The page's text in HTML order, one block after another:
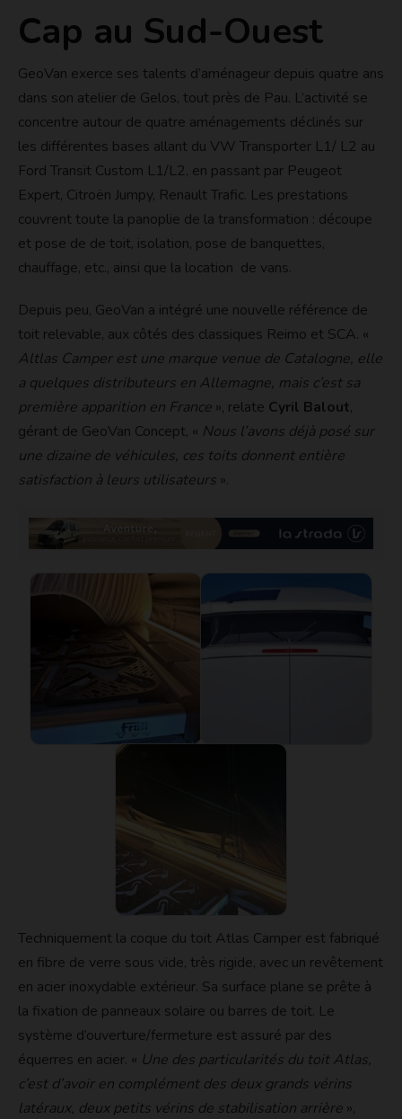
Cap au Sud-Ouest
GeoVan exerce ses talents d’aménageur depuis quatre ans
dans son atelier de Gelos, tout près de Pau. L’activité se
concentre autour de quatre aménagements déclinés sur
les différentes bases allant du VW Transporter L1/ L2 au
Ford Transit Custom L1/L2, en passant par Peugeot
Expert, Citroën Jumpy, Renault Trafic. Les prestations
couvrent toute la panoplie de la transformation : découpe
et pose de de toit, isolation, pose de banquettes,
chauffage, etc., ainsi que la location de vans.
Depuis peu, GeoVan a intégré une nouvelle référence de
toit relevable, aux côtés des classiques Reimo et SCA. «
Altlas Camper est une marque venue de Catalogne, elle
a quelques distributeurs en Allemagne, mais c’est sa
première apparition en France », relate Cyril Balout,
gérant de GeoVan Concept, « Nous l’avons déjà posé sur
une dizaine de véhicules, ces toits donnent entière
satisfaction à leurs utilisateurs ».
Techniquement la coque du toit Atlas Camper est fabriqué
en fibre de verre sous vide, très rigide, avec un revêtement
en acier inoxydable extérieur. Sa surface plane se prête à
la fixation de panneaux solaire ou barres de toit. Le
système d’ouverture/fermeture est assuré par des
équerres en acier. « Une des particularités du toit Atlas,
c’est d’avoir en complément des deux grands vérins
latéraux, deux petits vérins de stabilisation arrière »,